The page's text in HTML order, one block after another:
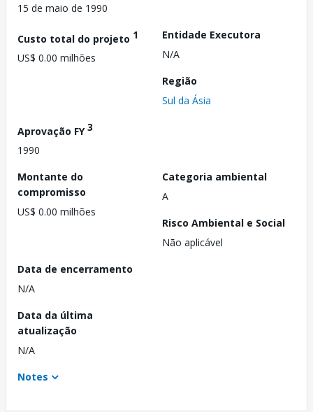
15 de maio de 1990
Custo total do projeto 1
US$ 0.00 milhões
Entidade Executora
N/A
Região
Sul da Ásia
Aprovação FY3
1990
Montante do
compromisso
US$ 0.00 milhões
Categoria ambiental
A
Risco Ambiental e Social
Não aplicável
Data de encerramento
N/A
Data da última
atualização
N/A
Notes